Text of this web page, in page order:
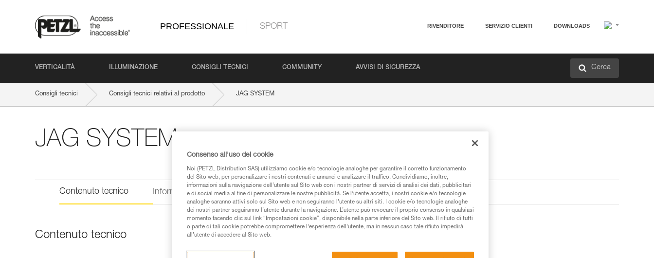
PROFESSIONALE SPORT RIVENDITORE SERVIZIO CLIENTI DOWNLOADS
VERTICALITÀ ILLUMINAZIONE CONSIGLI TECNICI COMMUNITY AVVISI DI SICUREZZA Cerca
Consigli tecnici Consigli tecnici relativi al prodotto JAG SYSTEM
JAG SYSTEM
Contenuto tecnico Informazioni tecniche
Contenuto tecnico
Consenso all'uso dei cookie
Noi (PETZL Distribution SAS) utilizziamo cookie e/o tecnologie analoghe per garantire il corretto funzionamento
del Sito web, per personalizzare i nostri contenuti e annunci e analizzare il traffico. Condividiamo, inoltre,
informazioni sulla navigazione dell’utente sul Sito web con i nostri partner di servizi di analisi dei dati, pubblicitari
e di social media al fine di personalizzare le nostre pubblicità. Se l’utente accetta, i nostri cookie e/o tecnologie
analoghe saranno attivi solo sul Sito web e non seguiranno l’utente su altri siti. I cookie e/o tecnologie analoghe
dei nostri partner seguiranno l’utente durante la navigazione. L’utente può revocare il proprio consenso in qualsiasi
momento facendo clic sul link “Impostazioni cookie”, disponibile nella parte inferiore del Sito web. Il rifiuto di tutti
o parte di tali cookie potrebbe compromettere l’esperienza dell’utente, ma in nessun caso tale rifiuto impedirà
all’utente di accedere al Sito web.